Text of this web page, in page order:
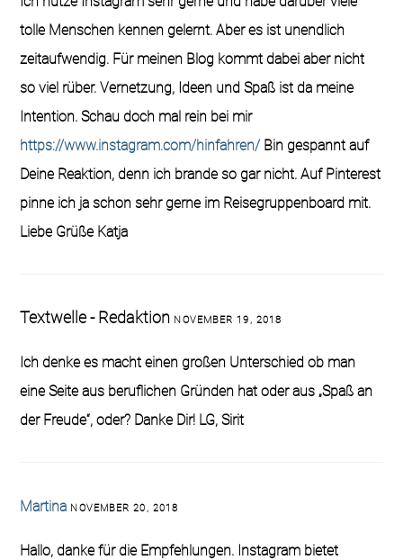
tolle Menschen kennen gelernt. Aber es ist unendlich
zeitaufwendig. Für meinen Blog kommt dabei aber nicht
so viel rüber. Vernetzung, Ideen und Spaß ist da meine
Intention. Schau doch mal rein bei mir
https://www.instagram.com/hinfahren/Bin gespannt auf
Deine Reaktion, denn ich brande so gar nicht. Auf Pinterest
pinne ich ja schon sehr gerne im Reisegruppenboard mit.
Liebe Grüße Katja
Textwelle - Redaktion NOVEMBER 19, 2018
Ich denke es macht einen großen Unterschied ob man
eine Seite aus beruflichen Gründen hat oder aus „Spaß an
der Freude“, oder? Danke Dir! LG, Sirit
Martina NOVEMBER 20, 2018
Hallo, danke für die Empfehlungen. Instagram bietet